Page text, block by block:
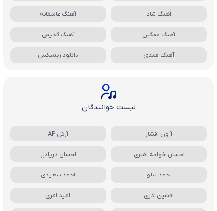
آهنگ شاد آهنگ عاشقانه
آهنگ غمگین آهنگ قدیمی
آهنگ هندی دانلود ریمیکس
لیست خوانندگان
آرون افشار آرش AP
احسان خواجه امیری احسان دریادل
احمد سلو احمد سعیدی
افشین آذری امید آمری